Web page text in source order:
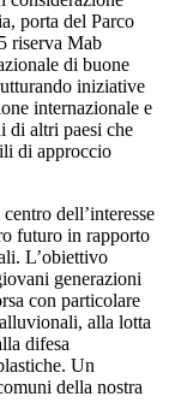
porta del Parco
riserva Mab
di buone
iniziative
internazionale e
di altri paesi che
di approccio
dell’interesse
futuro in rapporto
L’obiettivo
generazioni
con particolare
alla lotta
difesa
Un
della nostra